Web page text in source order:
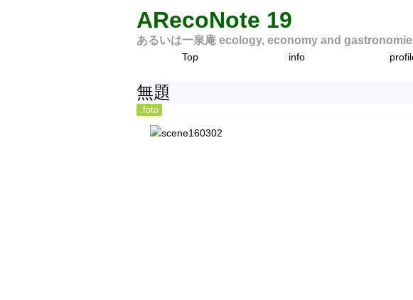
ARecoNote 19
あるいは一泉庵 ecology, economy and
Top info
無題
.foto